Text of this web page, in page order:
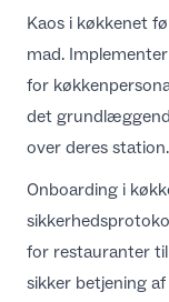
Kaos i køkkenet
mad.
for
det
over deres station.
Onboarding i
for restauranter
sikker betjening